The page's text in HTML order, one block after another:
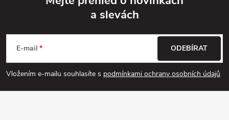
p
a
a slevách
E-mail
Vložením e-mailu souhlasíte s podmínkami ochrany osobních údajů
ODEBÍRAT